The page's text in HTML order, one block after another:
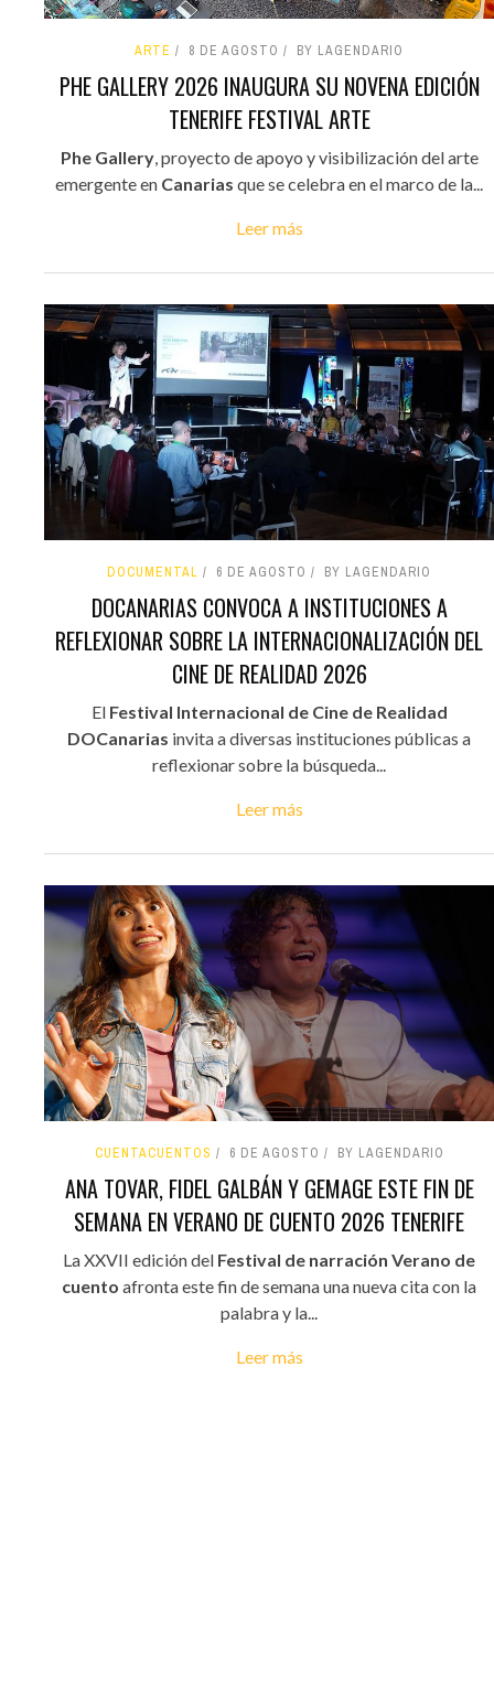
ARTE 8 DE AGOSTO BY LAGENDARIO
PHE GALLERY 2026 INAUGURA SU NOVENA EDICIÓN
TENERIFE FESTIVAL ARTE
Phe Gallery, proyecto de apoyo y visibilización del arte
emergente en Canarias que se celebra en el marco de la...
Leer más
DOCUMENTAL 6 DE AGOSTO BY LAGENDARIO
DOCANARIAS CONVOCA A INSTITUCIONES A
REFLEXIONAR SOBRE LA INTERNACIONALIZACIÓN DEL
CINE DE REALIDAD 2026
El Festival Internacional de Cine de Realidad
DOCanarias invita a diversas instituciones públicas a
reflexionar sobre la búsqueda...
Leer más
CUENTACUENTOS 6 DE AGOSTO BY LAGENDARIO
ANA TOVAR, FIDEL GALBÁN Y GEMAGE ESTE FIN DE
SEMANA EN VERANO DE CUENTO 2026 TENERIFE
La XXVII edición del Festival de narración Verano de
cuento afronta este fin de semana una nueva cita con la
palabra y la...
Leer más